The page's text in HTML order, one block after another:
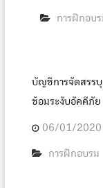
การฝึกอบ
บัญชีการจัดสรรบุ
ซ้อมระงับอัคคีภัย
06/01/2020
การฝึกอบรม